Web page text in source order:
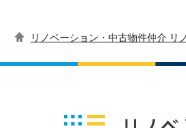
リノベーション・中古物件仲介 リ